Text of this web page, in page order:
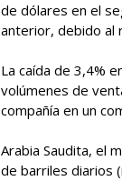
de dólares en el
anterior, debido al
La caída de 3,4%
volúmenes de
compañía en un
Arabia Saudita, el
de barriles diarios